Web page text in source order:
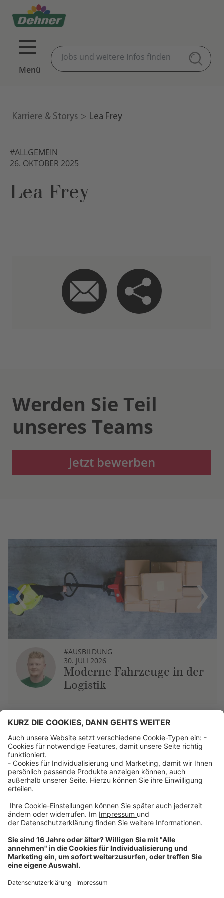
Menü
Karriere & Storys Lea Frey
#ALLGEMEIN
26. OKTOBER 2025
Lea Frey
Werden Sie Teil
unseres Teams
Jetzt bewerben
Previous
#AUSBILDUNG
30. JULI 2026
Moderne Fahrzeuge in der
Logistik
Next
Über uns
Dehner Unternehmen
Jobs bei Dehner